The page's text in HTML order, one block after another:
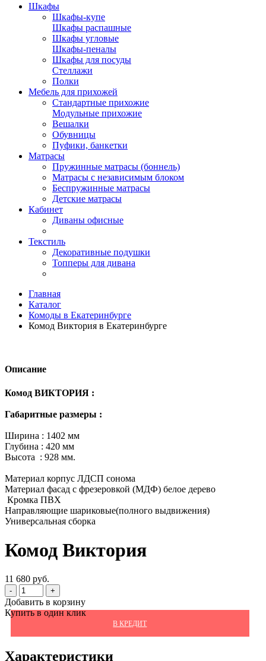
Шкафы
Шкафы-купе
Шкафы распашные
Шкафы угловые
Шкафы-пеналы
Шкафы для посуды
Стеллажи
Полки
Мебель для прихожей
Стандартные прихожие
Модульные прихожие
Вешалки
Обувницы
Пуфики, банкетки
Матрасы
Пружинные матрасы (боннель)
Матрасы с независимым блоком
Беспружинные матрасы
Детские матрасы
Кабинет
Диваны офисные
Текстиль
Декоративные подушки
Топперы для дивана
Главная
Каталог
Комоды в Екатеринбурге
Комод Виктория в Екатеринбурге
Описание
Комод ВИКТОРИЯ :
Габаритные размеры :
Ширина : 1402 мм
Глубина : 420 мм
Высота : 928 мм.
Материал корпус ЛДСП сонома
Материал фасад с фрезеровкой (МДФ) белое дерево
Кромка ПВХ
Направляющие шариковые(полного выдвижения)
Универсальная сборка
Комод Виктория
11 680 руб.
- +
Добавить в корзину
Купить в один клик
В КРЕДИТ
Характеристики